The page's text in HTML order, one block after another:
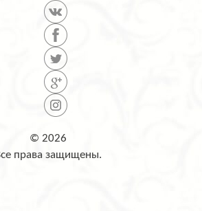
© 2026
права защищены.